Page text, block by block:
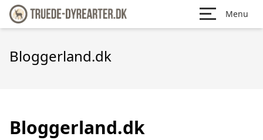
Menu
Bloggerland.dk
Bloggerland.dk